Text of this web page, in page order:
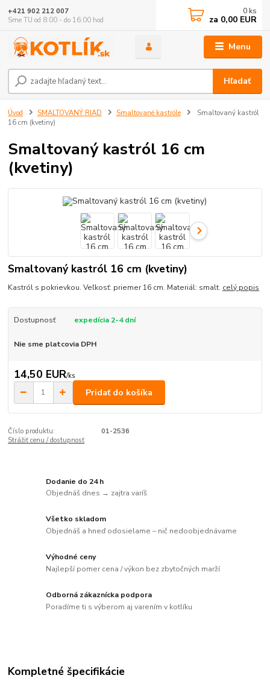
Menu
Hľadať
+421 902 212 007
Sme TU od 8:00 - do 16:00 hod
0 ks
za 0,00 EUR
Úvod SMALTOVANÝ RIAD Smaltované kastróle
Smaltovaný kastról
16 cm (kvetiny)
Smaltovaný kastról 16 cm
(kvetiny)
Smaltovaný kastról 16 cm (kvetiny)
Kastról s pokrievkou. Veľkosť: priemer 16 cm. Materiál: smalt. celý popis
Dostupnosť expedícia 2-4 dní
Nie sme platcovia DPH
14,50 EUR/ks
Pridať do košíka
Číslo produktu:
01-2536
Strážiť cenu / dostupnosť
Dodanie do 24 h
Objednáš dnes → zajtra varíš
Všetko skladom
Objednáš a hneď odosielame – nič nedoobjednávame
Výhodné ceny
Najlepší pomer cena / výkon bez zbytočných marží
Odborná zákaznícka podpora
Poradíme ti s výberom aj varením v kotlíku
Kompletné špecifikácie